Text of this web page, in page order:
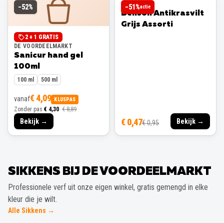
−52%
2 + 1 GRATIS
DE VOORDEELMARKT
Sanicur hand gel
100ml
100 ml 500 ml
vanaf€ 4,09 KLUSPAS
Zonder pas € 4,30 € 8,89
Bekijk →
−51%actie
BENSON
Benson Antikrasvilt
Grijs Assorti
€ 0,47€ 0,95 Bekijk →
SIKKENS BIJ DE VOORDEELMARKT
Professionele verf uit onze eigen winkel, gratis gemengd in elke
kleur die je wilt.
Alle Sikkens →